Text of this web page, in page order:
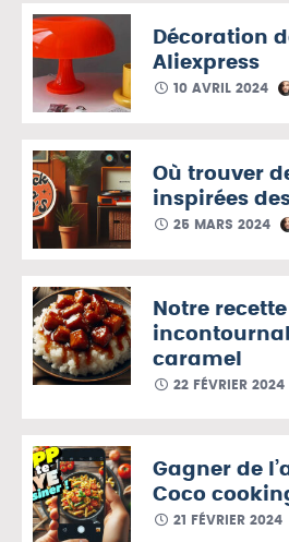
Décoration
Aliexpress
10 AVRIL 2024
Où trouver
inspirées
25 MARS 2024
Notre recette
caramel
22 FÉVRIER 2024
Gagner de
Coco
21 FÉVRIER 2024